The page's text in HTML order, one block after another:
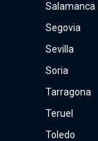
Salamanca
Segovia
Sevilla
Soria
Tarragona
Teruel
Toledo